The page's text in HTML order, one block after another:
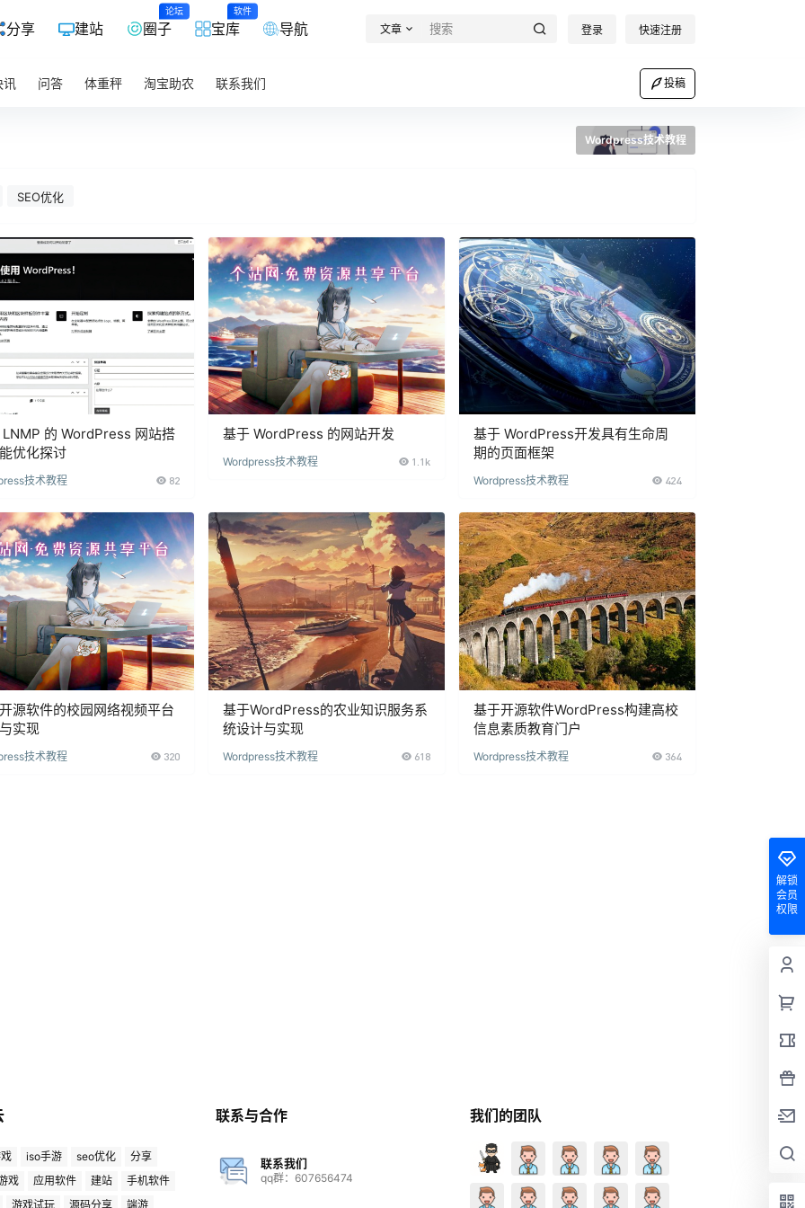
分享 建站 圈子
论坛
宝库
软件
导航 文章 登录 快速注册
问答 体重秤 淘宝助农 联系我们 投稿
Wordpress技术教程
SEO优化
LNMP 的 WordPress 网站搭
优化探讨
技术教程 82
基于 WordPress 的网站开发
Wordpress技术教程 1.1k
基于 WordPress开发具有生命周
期的页面框架
Wordpress技术教程 424
源软件的校园网络视频平台
实现
技术教程 320
基于WordPress的农业知识服务系
统设计与实现
Wordpress技术教程 618
基于开源软件WordPress构建高校
信息素质教育门户
Wordpress技术教程 364
解锁
会员
权限
iso手游 seo优化
分享
戏
应用软件 建站
手机软件
游戏试玩
源码分享 端游
联系与合作
联系我们
qq群：607656474
我们的团队